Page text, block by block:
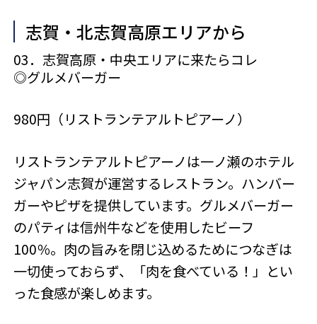
志賀・北志賀高原エリアから
03．志賀高原・中央エリアに来たらコレ
◎グルメバーガー
980円（リストランテアルトピアーノ）
リストランテアルトピアーノは一ノ瀬のホテル
ジャパン志賀が運営するレストラン。ハンバー
ガーやピザを提供しています。グルメバーガー
のパティは信州牛などを使用したビーフ
100％。肉の旨みを閉じ込めるためにつなぎは
一切使っておらず、「肉を食べている！」とい
った食感が楽しめます。